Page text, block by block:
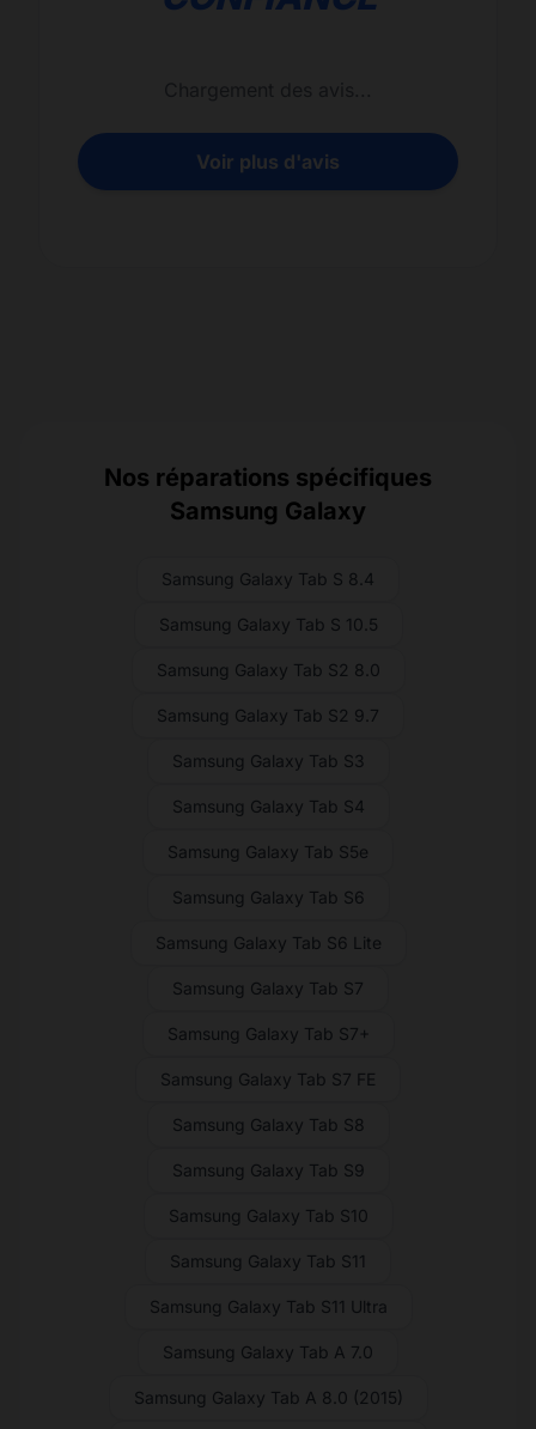
Voir plus d'avis
Nos réparations spécifiques
Samsung Galaxy
Samsung Galaxy Tab S 8.4
Samsung Galaxy Tab S 10.5
Samsung Galaxy Tab S2 8.0
Samsung Galaxy Tab S2 9.7
Samsung Galaxy Tab S3
Samsung Galaxy Tab S4
Samsung Galaxy Tab S5e
Samsung Galaxy Tab S6
Samsung Galaxy Tab S6 Lite
Samsung Galaxy Tab S7
Samsung Galaxy Tab S7+
Samsung Galaxy Tab S7 FE
Samsung Galaxy Tab S8
Samsung Galaxy Tab S9
Samsung Galaxy Tab S10
Samsung Galaxy Tab S11
Samsung Galaxy Tab S11 Ultra
Samsung Galaxy Tab A 7.0
Samsung Galaxy Tab A 8.0 (2015)